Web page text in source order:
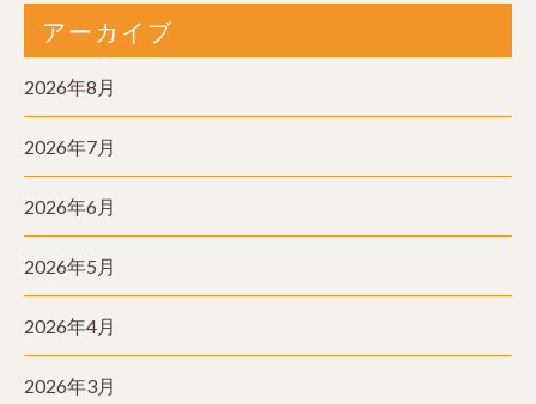
アーカイブ
2026年8月
2026年7月
2026年6月
2026年5月
2026年4月
2026年3月